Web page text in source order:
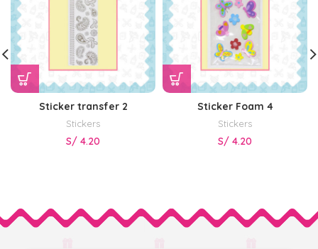
Sticker transfer 2
Stickers
S/ 4.20
Sticker Foam 4
Stickers
S/ 4.20